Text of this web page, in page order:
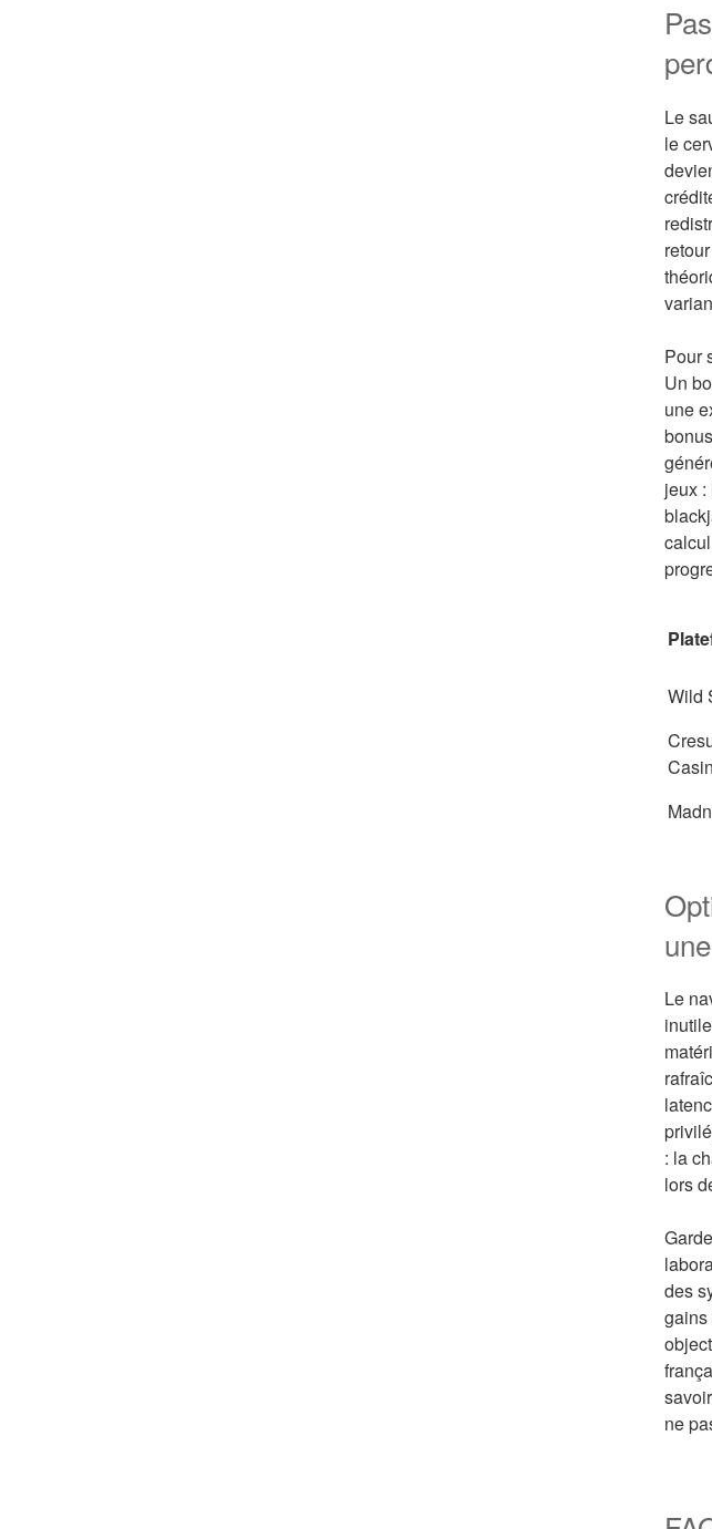
Le
le
Pour
Un
une
jeux
Wild
Le
: la
lors
des
gains
ne